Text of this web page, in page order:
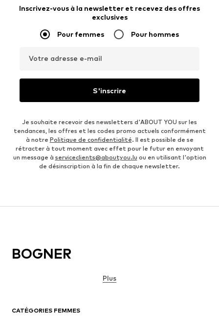
Inscrivez-vous à la newsletter et recevez des offres
exclusives
Pour femmes Pour hommes
Votre adresse e-mail
S'inscrire
Je souhaite recevoir des newsletters d'ABOUT YOU sur les
tendances, les offres et les codes promo actuels conformément
à notre Politique de confidentialité. Il est possible de se
rétracter à tout moment avec effet pour le futur en envoyant
un message à serviceclients@aboutyou.lu ou en utilisant l'option
de désinscription à la fin de chaque newsletter.
CATÉGORIES FEMMES
BOGNER
Plus